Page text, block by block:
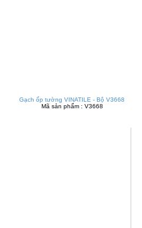
Gạch ốp tường VINATILE - Bộ V3668
Mã sản phẩm : V3668